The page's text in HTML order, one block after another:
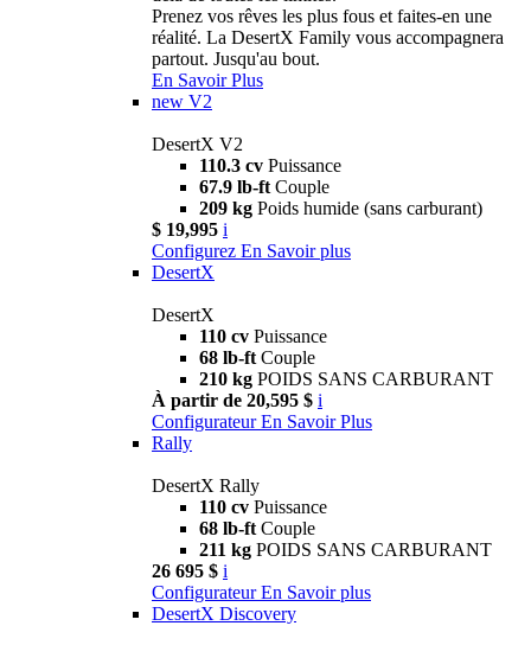
Prenez vos rêves les plus fous et faites-en une
réalité. La DesertX Family vous accompagnera
partout. Jusqu'au bout.
En Savoir Plus
new V2
DesertX V2
110.3 cv Puissance
67.9 lb-ft Couple
209 kg Poids humide (sans carburant)
$ 19,995 i
Configurez En Savoir plus
DesertX
DesertX
110 cv Puissance
68 lb-ft Couple
210 kg POIDS SANS CARBURANT
À partir de 20,595 $ i
Configurateur En Savoir Plus
Rally
DesertX Rally
110 cv Puissance
68 lb-ft Couple
211 kg POIDS SANS CARBURANT
26 695 $ i
Configurateur En Savoir plus
DesertX Discovery